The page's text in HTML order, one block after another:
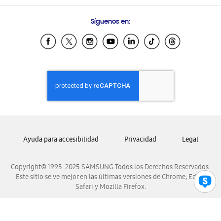
Samsung Ecuador
Samsung El Salvador
Samsung Honduras
Samsung Nicaragua
Samsung Panamá
Samsung Venezuela
Síguenos en:
Copyright© 1995-2025 SAMSUNG Todos los Derechos Reservados.
Este sitio se ve mejor en las últimas versiones de Chrome, Edge,
Safari y Mozilla Firefox.
Ayuda para accesibilidad Privacidad Legal